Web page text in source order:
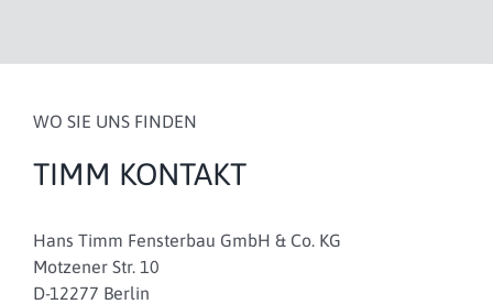
WO SIE UNS FINDEN
TIMM KONTAKT
Hans Timm Fensterbau GmbH & Co. KG
Motzener Str. 10
D-12277 Berlin